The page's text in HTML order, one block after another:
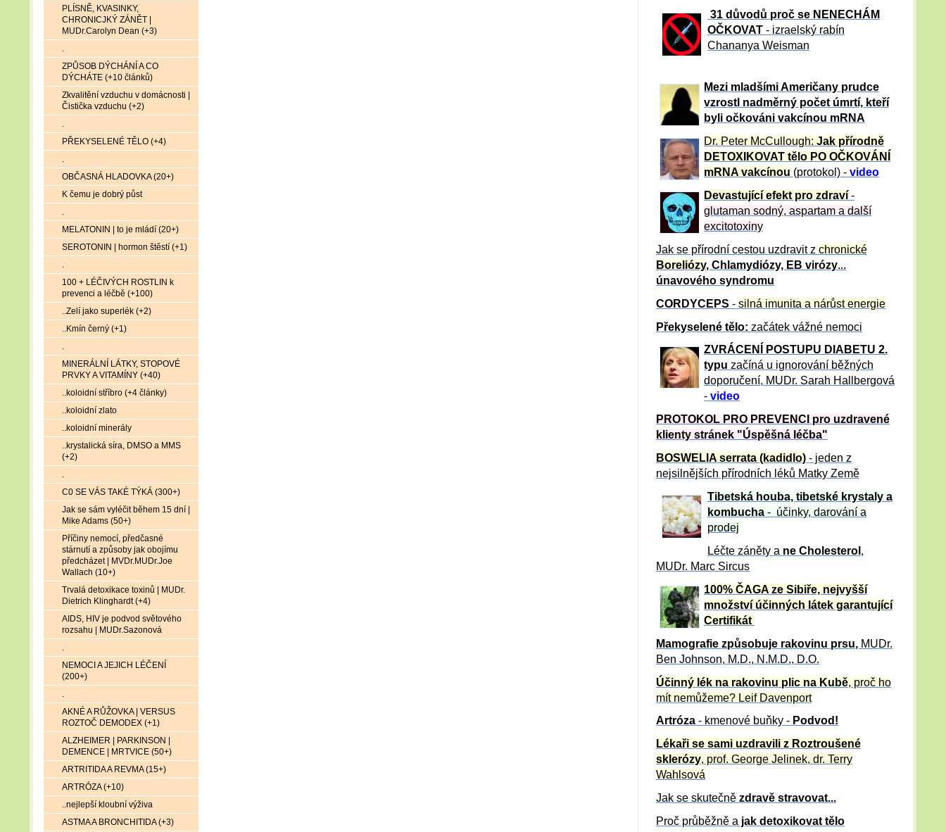
31 důvod ů proč se NENECHÁM
OČKOVAT - izraelský rabín
Chananya Weisman
Mezi mladšími Američany prudce
vzrostl nadměrný počet úmrtí, kteří
byli očkováni vakcínou mRNA
Dr. Peter McCullough: Jak přírodně
DETOXIKOVAT tělo PO OČKOVÁNÍ
mRNA vakcínou (protokol) - video
Devastující efekt pro zdraví-
glutaman sodný, aspartam a další
excitotoxiny
Jak se přírodní cestou uzdravit z chronické
Boreliózy, Chlamydiózy, EB virózy...
únavového syndromu
CORDYCEPS - silná imunita a nárůst energie
Překyselené tělo: začátek vážné nemoci
ZVRÁCE NÍ POSTUPU DIABETU 2.
typu začíná u ignorování běžných
doporučení, MUDr. Sarah Hallbergová
- video
PROTOKOL PRO PREVENCI pro uzdravené
klienty stránek "Úspěšná léčba"
BOSWELIA serrata (kadidlo) - jeden z
nejsilnějších přírodních léků Matky Země
Tibetská houba, tibetské krystaly a
kombucha - účinky, darování a
prodej
Léčte záněty a ne Cholesterol ,
MUDr. Marc Sircus
100% ČAGA ze Sibiře, nejvyšší
množství účinných látek garantující
Certifikát
Mamografie způsobuje rakovinu prsu, MUDr.
Ben Johnson, M.D., N.M.D., D.O.
Účinný lék na rakovinu plic na Kubě, proč ho
mít nemůžeme? Leif Davenport
Artróza - kmenové buňky - Podvod!
Lékaři se sami uzdravili z Roztroušené
sklerózy, prof. George Jelinek, dr. Terry
Wahlsová
Jak se skutečně zdravě stravovat...
Proč průběžně a jak detoxikovat tělo
PLÍSNĚ, KVASINKY,
CHRONICJKÝ ZÁNĚT |
MUDr.Carolyn Dean (+3)
.
ZPŮSOB DÝCHÁNÍ A CO
DÝCHÁTE (+10 článků)
Zkvalitění vzduchu v domácnosti |
Čistička vzduchu (+2)
.
PŘEKYSELENÉ TĚLO (+4)
.
OBČASNÁ HLADOVKA (20+)
K čemu je dobrý půst
.
MELATONIN | to je mládí (20+)
SEROTONIN | hormon štěstí (+1)
.
100 + LÉČIVÝCH ROSTLIN k
prevenci a léčbě (+100)
..Zelí jako superlék (+2)
..Kmín černý (+1)
.
MINERÁLNÍ LÁTKY, STOPOVÉ
PRVKY A VITAMÍNY (+40)
..koloidní stříbro (+4 články)
..koloidní zlato
..koloidní minerály
..krystalická síra, DMSO a MMS
(+2)
.
C0 SE VÁS TAKÉ TÝKÁ (300+)
Jak se sám vyléčit během 15 dní |
Mike Adams (50+)
Příčiny nemocí, předčasné
stárnutí a způsoby jak obojímu
předcházet | MVDr.MUDr.Joe
Wallach (10+)
Trvalá detoxikace toxinů | MUDr.
Dietrich Klinghardt (+4)
AIDS, HIV je podvod světového
rozsahu | MUDr.Sazonová
.
NEMOCI A JEJICH LÉČENÍ
(200+)
.
AKNÉ A RŮŽOVKA | VERSUS
ROZTOČ DEMODEX (+1)
ALZHEIMER | PARKINSON |
DEMENCE | MRTVICE (50+)
ARTRITIDA A REVMA (15+)
ARTRÓZA (+10)
..nejlepší kloubní výživa
ASTMA A BRONCHITIDA (+3)